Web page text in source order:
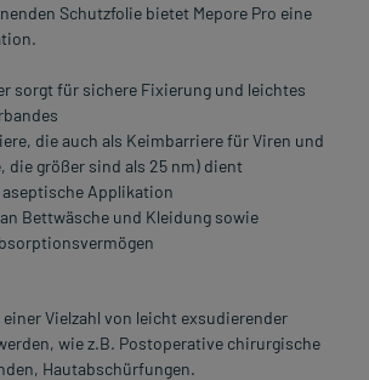
Schutzfolie bietet Mepore Pro eine
sorgt für sichere Fixierung und leichtes
die auch als Keimbarriere für Viren und
die größer sind als 25 nm) dient
Applikation
Bettwäsche und Kleidung sowie
einer Vielzahl von leicht exsudierender
wie z.B. Postoperative chirurgische
Hautabschürfungen.